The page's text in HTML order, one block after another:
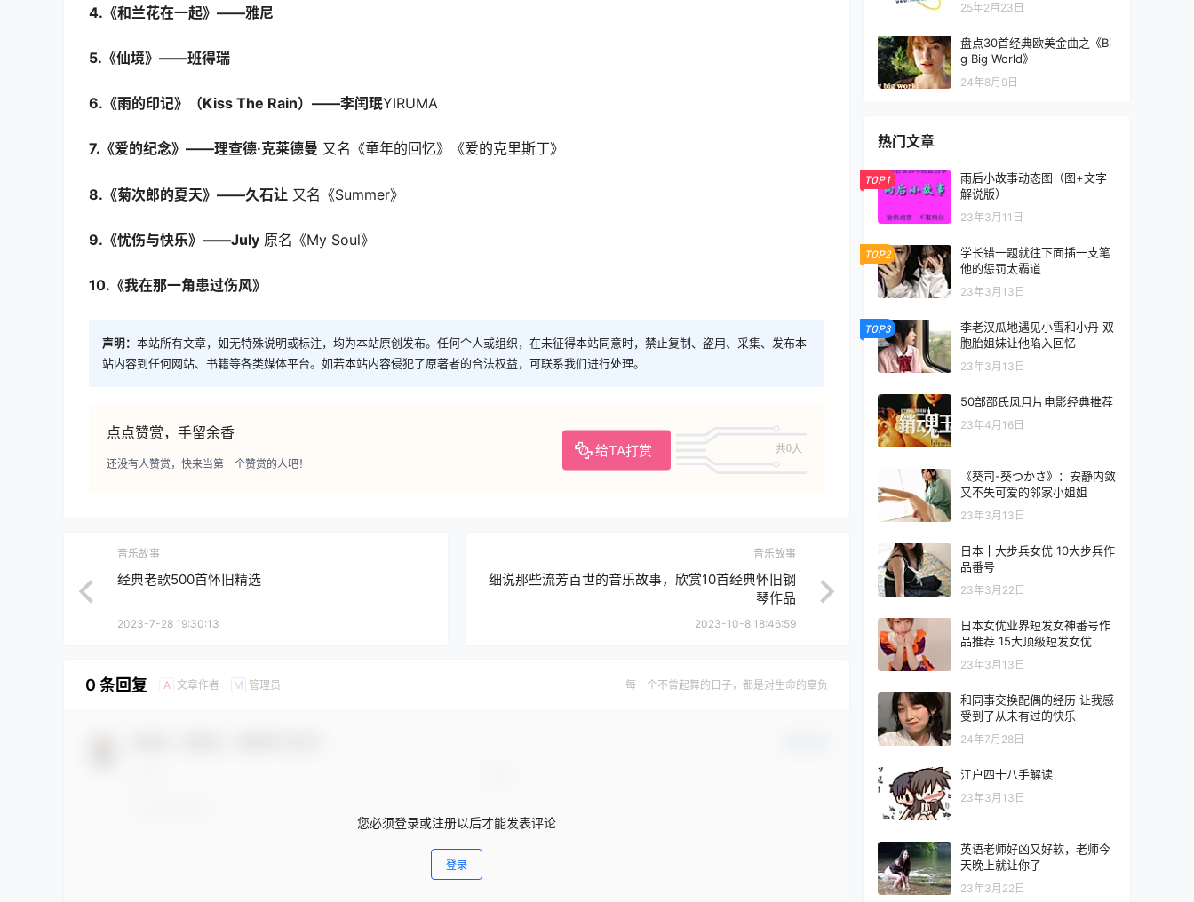
4.《和兰花在一起》——雅尼
5.《仙境》——班得瑞
6.《雨的印记》（Kiss The Rain）——李闰珉YIRUMA
7.《爱的纪念》——理查德·克莱德曼 又名《童年的回忆》《爱的克里斯丁》
8.《菊次郎的夏天》——久石让 又名《Summer》
9.《忧伤与快乐》——July 原名《My Soul》
10.《我在那一角患过伤风》
声明： 本站所有文章，如无特殊说明或标注，均为本站原创发布。任何个人或组织，在未征得本站同意时，禁止复制、盗用、采集、发布本
站内容到任何网站、书籍等各类媒体平台。如若本站内容侵犯了原著者的合法权益，可联系我们进行处理。
点点赞赏，手留余香
给TA打赏 共0人
还没有人赞赏，快来当第一个赞赏的人吧！
音乐故事
经典老歌500首怀旧精选
2023-7-28 19:30:13
音乐故事
细说那些流芳百世的音乐故事，欣赏10首经典怀旧钢
琴作品
2023-10-8 18:46:59
0 条回复 A 文章作者 M 管理员 每一个不曾起舞的日子，都是对生命的辜负
您必须登录或注册以后才能发表评论
登录
25年2月23日
盘点30首经典欧美金曲之《Bi
g Big World》
24年8月9日
热门文章
TOP1
雨后小故事动态图（图+文字
解说版）
23年3月11日
TOP2
学长错一题就往下面插一支笔
他的惩罚太霸道
23年3月13日
TOP3
李老汉瓜地遇见小雪和小丹 双
胞胎姐妹让他陷入回忆
23年3月13日
50部邵氏风月片电影经典推荐
23年4月16日
《葵司-葵つかさ》：安静内敛
又不失可爱的邻家小姐姐
23年3月13日
日本十大步兵女优 10大步兵作
品番号
23年3月22日
日本女优业界短发女神番号作
品推荐 15大顶级短发女优
23年3月13日
和同事交换配偶的经历 让我感
受到了从未有过的快乐
24年7月28日
江户四十八手解读
23年3月13日
英语老师好凶又好软，老师今
天晚上就让你了
23年3月22日